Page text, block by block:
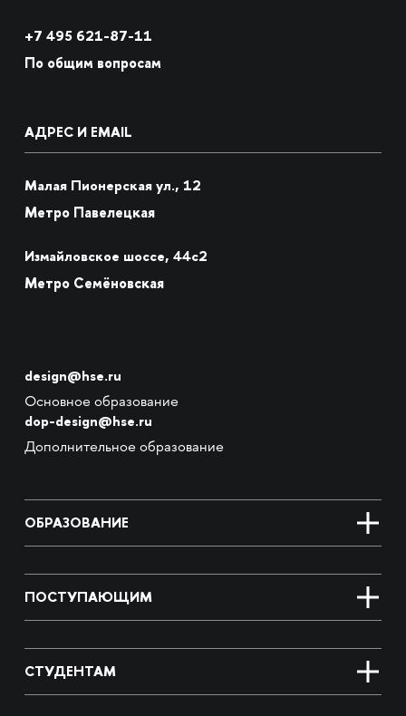
+7 495 621-87-11
По общим вопросам
АДРЕС И EMAIL
Малая Пионерская ул., 12
Метро Павелецкая
Измайловское шоссе, 44с2
Метро Семёновская
design@hse.ru
Основное образование
dop-design@hse.ru
Дополнительное образование
ОБРАЗОВАНИЕ
ПОСТУПАЮЩИМ
СТУДЕНТАМ